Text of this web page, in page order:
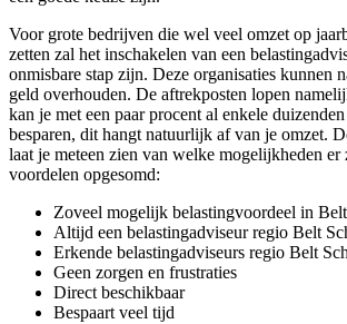
Voor grote bedrijven die wel veel omzet op
zetten zal het inschakelen van een
onmisbare stap zijn. Deze organisaties kunnen
geld overhouden. De aftrekposten lopen
kan je met een paar procent al enkele duizenden
besparen, dit hangt natuurlijk af van je omzet.
laat je meteen zien van welke mogelijkheden er
voordelen opgesomd:
Zoveel mogelijk belastingvoordeel in
Altijd een belastingadviseur regio Belt
Erkende belastingadviseurs regio Belt
Geen zorgen en frustraties
Direct beschikbaar
Bespaart veel tijd